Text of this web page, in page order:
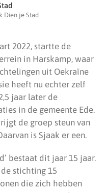
Dien je Stad
2022, startte de
in Harskamp, waar
uit Oekraïne
heeft nu echter zelf
jaar later de
in de gemeente Ede.
de groep steun van
is Sjaak er een.
bestaat dit jaar 15 jaar.
stichting 15
die zich hebben